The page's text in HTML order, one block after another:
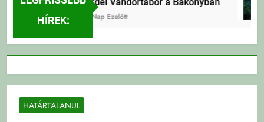
HÍREK:
1 Nap Ezelőtt
HATÁRTALANUL